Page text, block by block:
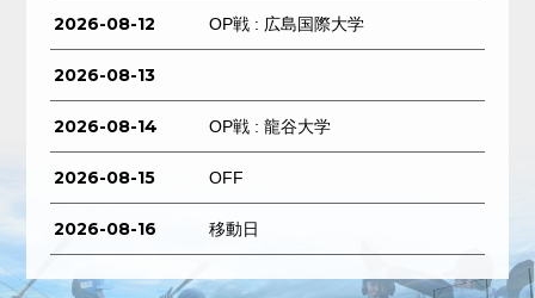
2026-08-12 OP戦 : 広島国際大学
2026-08-13
2026-08-14 OP戦 : 龍谷大学
2026-08-15 OFF
2026-08-16 移動日